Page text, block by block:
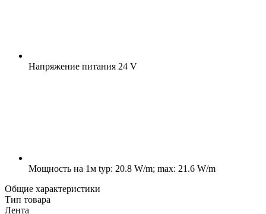
Напряжение питания 24 V
Мощность на 1м typ: 20.8 W/m; max: 21.6 W/m
Общие характеристики
Тип товара
Лента